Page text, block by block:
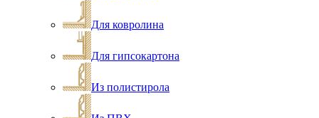
Для ковролина
Для гипсокартона
Из полистирола